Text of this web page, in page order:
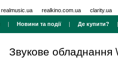
realmusic.ua realkino.com.ua clarity.ua
| Новини та події| Де купити?
Звукове обладнання